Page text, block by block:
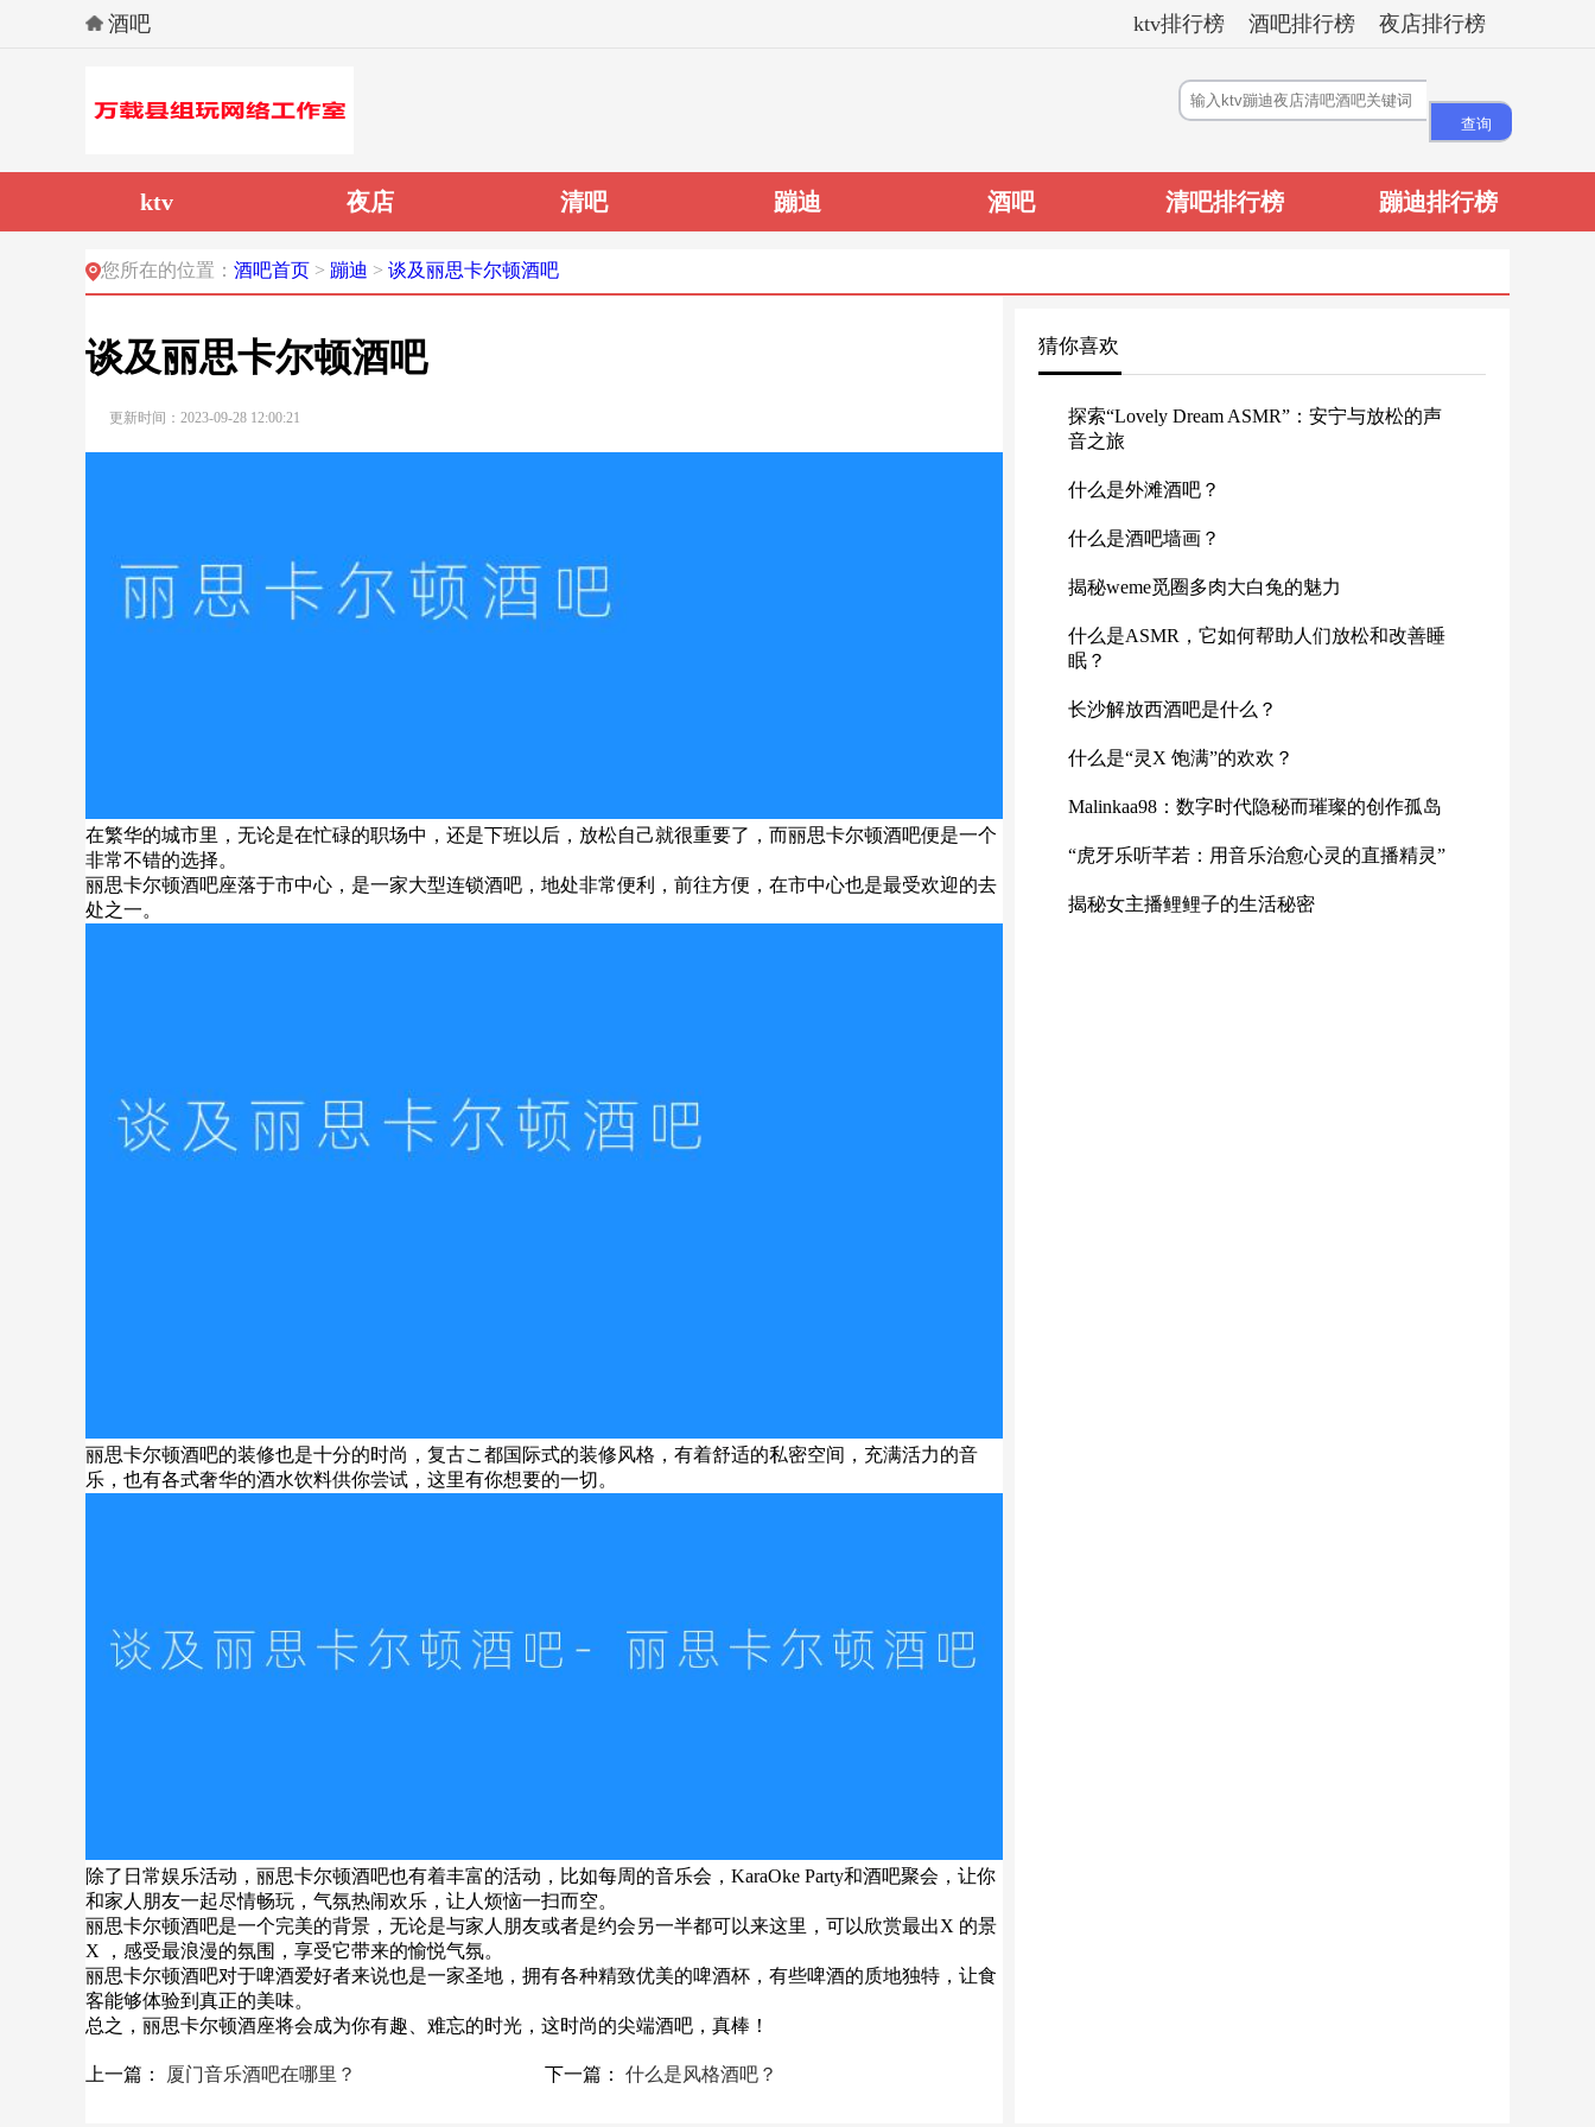
酒吧 ktv排行榜 酒吧排行榜 夜店排行榜
ktv 夜店 清吧 蹦迪 酒吧 清吧排行榜 蹦迪排行榜
您所在的位置： 酒吧首页 > 蹦迪 > 谈及丽思卡尔顿酒吧
谈及丽思卡尔顿酒吧
更新时间：2023-09-28 12:00:21
在繁华的城市里，无论是在忙碌的职场中，还是下班以后，放松自己就很重要了，而丽思卡尔顿酒吧便是一个
非常不错的选择。
丽思卡尔顿酒吧座落于市中心，是一家大型连锁酒吧，地处非常便利，前往方便，在市中心也是最受欢迎的去
处之一。
丽思卡尔顿酒吧的装修也是十分的时尚，复古こ都国际式的装修风格，有着舒适的私密空间，充满活力的音
乐，也有各式奢华的酒水饮料供你尝试，这里有你想要的一切。
除了日常娱乐活动，丽思卡尔顿酒吧也有着丰富的活动，比如每周的音乐会，KaraOke Party和酒吧聚会，让你
和家人朋友一起尽情畅玩，气氛热闹欢乐，让人烦恼一扫而空。
丽思卡尔顿酒吧是一个完美的背景，无论是与家人朋友或者是约会另一半都可以来这里，可以欣赏最出X 的景
X ，感受最浪漫的氛围，享受它带来的愉悦气氛。
丽思卡尔顿酒吧对于啤酒爱好者来说也是一家圣地，拥有各种精致优美的啤酒杯，有些啤酒的质地独特，让食
客能够体验到真正的美味。
总之，丽思卡尔顿酒座将会成为你有趣、难忘的时光，这时尚的尖端酒吧，真棒！
上一篇： 厦门音乐酒吧在哪里？ 下一篇： 什么是风格酒吧？
猜你喜欢
探索“Lovely Dream ASMR”：安宁与放松的声
音之旅
什么是外滩酒吧？
什么是酒吧墙画？
揭秘weme觅圈多肉大白兔的魅力
什么是ASMR，它如何帮助人们放松和改善睡
眠？
长沙解放西酒吧是什么？
什么是“灵X 饱满”的欢欢？
Malinkaa98：数字时代隐秘而璀璨的创作孤岛
“虎牙乐听芊若：用音乐治愈心灵的直播精灵”
揭秘女主播鲤鲤子的生活秘密